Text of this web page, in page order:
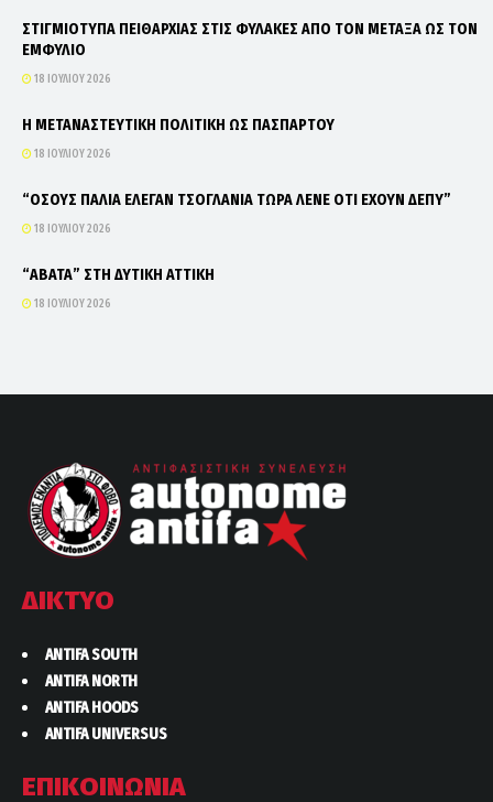
ΣΤΙΓΜΙΟΤΥΠΑ ΠΕΙΘΑΡΧΙΑΣ ΣΤΙΣ ΦΥΛΑΚΕΣ ΑΠΟ ΤΟΝ ΜΕΤΑΞΑ ΩΣ ΤΟΝ
ΕΜΦΥΛΙΟ
18 ΙΟΥΛΊΟΥ 2026
Η ΜΕΤΑΝΑΣΤΕΥΤΙΚΗ ΠΟΛΙΤΙΚΗ ΩΣ ΠΑΣΠΑΡΤΟΥ
18 ΙΟΥΛΊΟΥ 2026
“ΟΣΟΥΣ ΠΑΛΙΑ ΕΛΕΓΑΝ ΤΣΟΓΛΑΝΙΑ ΤΩΡΑ ΛΕΝΕ ΟΤΙ ΕΧΟΥΝ ΔΕΠΥ”
18 ΙΟΥΛΊΟΥ 2026
“ΑΒΑΤΑ” ΣΤΗ ΔΥΤΙΚΗ ΑΤΤΙΚΗ
18 ΙΟΥΛΊΟΥ 2026
ΔΙΚΤΥΟ
ANTIFA SOUTH
ANTIFA NORTH
ANTIFA HOODS
ANTIFA UNIVERSUS
ΕΠΙΚΟΙΝΩΝΙΑ